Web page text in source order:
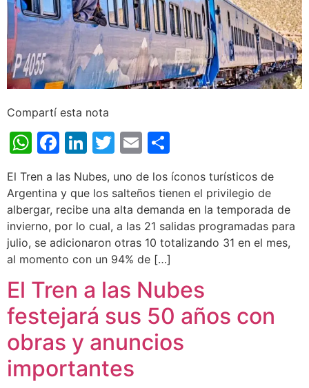
Compartí esta nota
WhatsApp
Facebook
LinkedIn
Twitter
Email
El Tren a las Nubes, uno de los íconos turísticos de
Argentina y que los salteños tienen el privilegio de
albergar, recibe una alta demanda en la temporada de
invierno, por lo cual, a las 21 salidas programadas para
julio, se adicionaron otras 10 totalizando 31 en el mes,
al momento con un 94% de […]
El Tren a las Nubes
festejará sus 50 años con
obras y anuncios
importantes